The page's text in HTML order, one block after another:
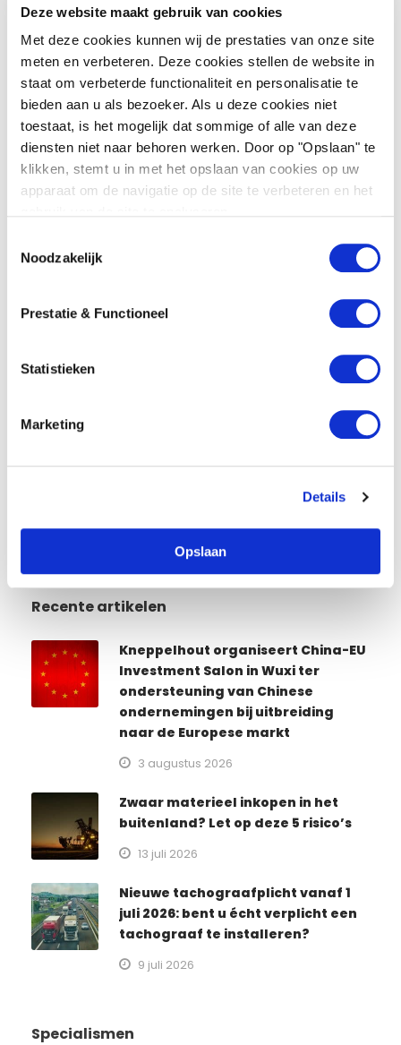
Deze website maakt gebruik van cookies
Met deze cookies kunnen wij de prestaties van onze site
meten en verbeteren. Deze cookies stellen de website in
staat om verbeterde functionaliteit en personalisatie te
bieden aan u als bezoeker. Als u deze cookies niet
toestaat, is het mogelijk dat sommige of alle van deze
diensten niet naar behoren werken. Door op "Opslaan" te
klikken, stemt u in met het opslaan van cookies op uw
apparaat om de navigatie op de site te verbeteren en het
c
Noodzakelijk
Prestatie & Functioneel
Statistieken
Marketing
Details
Opslaan
Nieuwe tachograafplicht vanaf 1 juli 2026:
bent u écht verplicht een tachograaf te
installeren?
accountantsorganisaties: wat gaat goed
Recente artikelen
Kneppelhout organiseert China-EU
Investment Salon in Wuxi ter
ondersteuning van Chinese
ondernemingen bij uitbreiding
naar de Europese markt
3 augustus 2026
Zwaar materieel inkopen in het
buitenland? Let op deze 5 risico’s
13 juli 2026
Nieuwe tachograafplicht vanaf 1
juli 2026: bent u écht verplicht een
tachograaf te installeren?
9 juli 2026
Specialismen